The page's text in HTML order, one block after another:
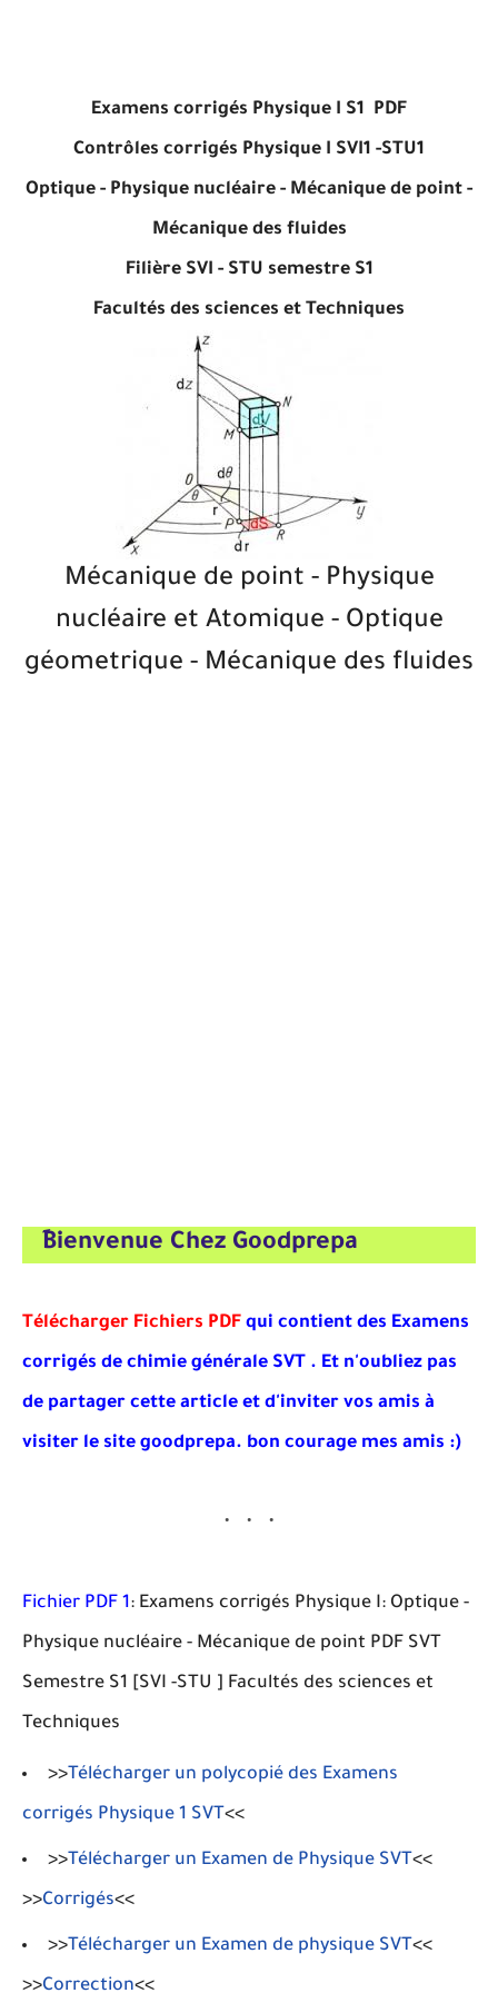
Examens corrigés Physique I S1 PDF
Contrôles corrigés Physique I SVI1 -STU1
Optique - Physique nucléaire - Mécanique de point -
Mécanique des fluides
Filière SVI - STU semestre S1
Facultés des sciences et Techniques
Mécanique de point - Physique
nucléaire et Atomique - Optique
géometrique - Mécanique des fluides
ِBienvenue Chez Goodprepa
Télécharger Fichiers PDF qui contient des Examens
corrigés de chimie générale SVT . Et n'oubliez pas
de partager cette article et d'inviter vos amis à
visiter le site goodprepa. bon courage mes amis :)
Fichier PDF 1: Examens corrigés Physique I: Optique -
Physique nucléaire - Mécanique de point PDF SVT
Semestre S1 [SVI -STU ] Facultés des sciences et
Techniques
>>Télécharger un polycopié des Examens
corrigés Physique 1 SVT <<
>>Télécharger un Examen de Physique SVT <<
>>Corrigés<<
>>Télécharger un Examen de physique SVT <<
>>Correction<<